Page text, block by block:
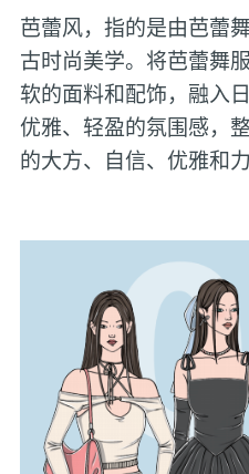
芭蕾风，指的是由芭蕾
古时尚美学。将芭蕾舞
软的面料和配饰，融入
优雅、轻盈的氛围感，
的大方、自信、优雅和力